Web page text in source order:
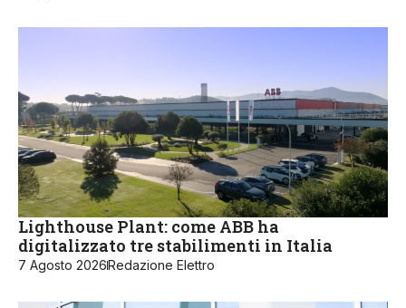
Lighthouse Plant: come ABB ha
digitalizzato tre stabilimenti in Italia
7 Agosto 2026Redazione Elettro